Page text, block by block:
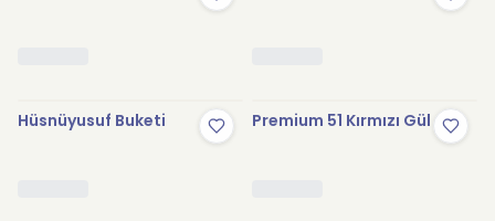
Hüsnüyusuf Buketi Premium 51 Kırmızı Gül